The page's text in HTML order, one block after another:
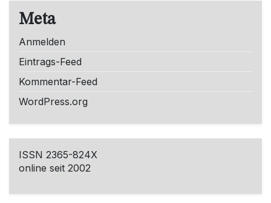
Meta
Anmelden
Eintrags-Feed
Kommentar-Feed
WordPress.org
ISSN 2365-824X
online seit 2002